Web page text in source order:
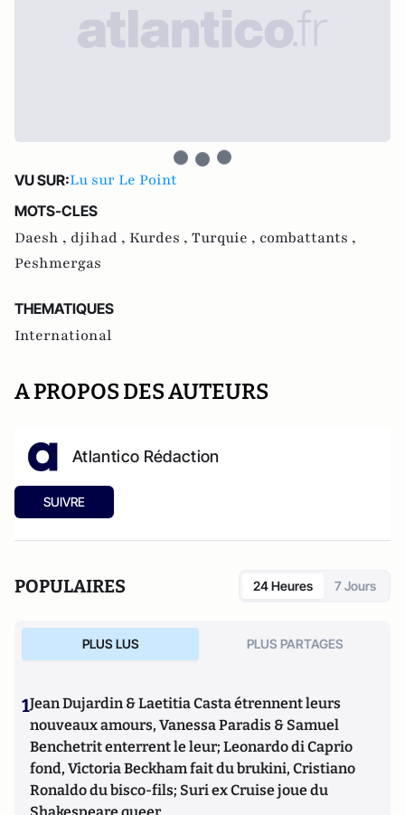
VU SUR:Lu sur Le Point
MOTS-CLES
Daesh , djihad , Kurdes , Turquie , combattants ,
Peshmergas
THEMATIQUES
International
A PROPOS DES AUTEURS
Atlantico Rédaction
SUIVRE
POPULAIRES 24 Heures 7 Jours
PLUS LUS PLUS PARTAGES
1Jean Dujardin & Laetitia Casta étrennent leurs
nouveaux amours, Vanessa Paradis & Samuel
Benchetrit enterrent le leur; Leonardo di Caprio
fond, Victoria Beckham fait du brukini, Cristiano
Ronaldo du bisco-fils; Suri ex Cruise joue du